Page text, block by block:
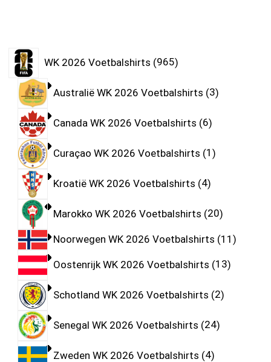
WK 2026 Voetbalshirts 965
Australië WK 2026 Voetbalshirts 3
Canada WK 2026 Voetbalshirts 6
Curaçao WK 2026 Voetbalshirts 1
Kroatië WK 2026 Voetbalshirts 4
Marokko WK 2026 Voetbalshirts 20
Noorwegen WK 2026 Voetbalshirts 11
Oostenrijk WK 2026 Voetbalshirts 13
Schotland WK 2026 Voetbalshirts 2
Senegal WK 2026 Voetbalshirts 24
Zweden WK 2026 Voetbalshirts 4